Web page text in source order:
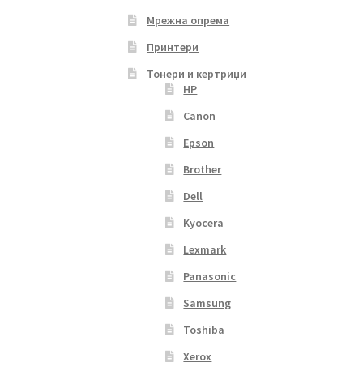
Мрежна опрема
Принтери
Тонери и кертриџи
HP
Canon
Epson
Brother
Dell
Kyocera
Lexmark
Panasonic
Samsung
Toshiba
Xerox